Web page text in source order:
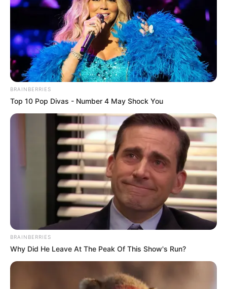
BRAINBERRIES
Top 10 Pop Divas - Number 4 May Shock You
BRAINBERRIES
Why Did He Leave At The Peak Of This Show's Run?